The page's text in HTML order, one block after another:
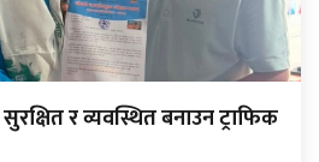
र व्यवस्थित बनाउन ट्राफिक